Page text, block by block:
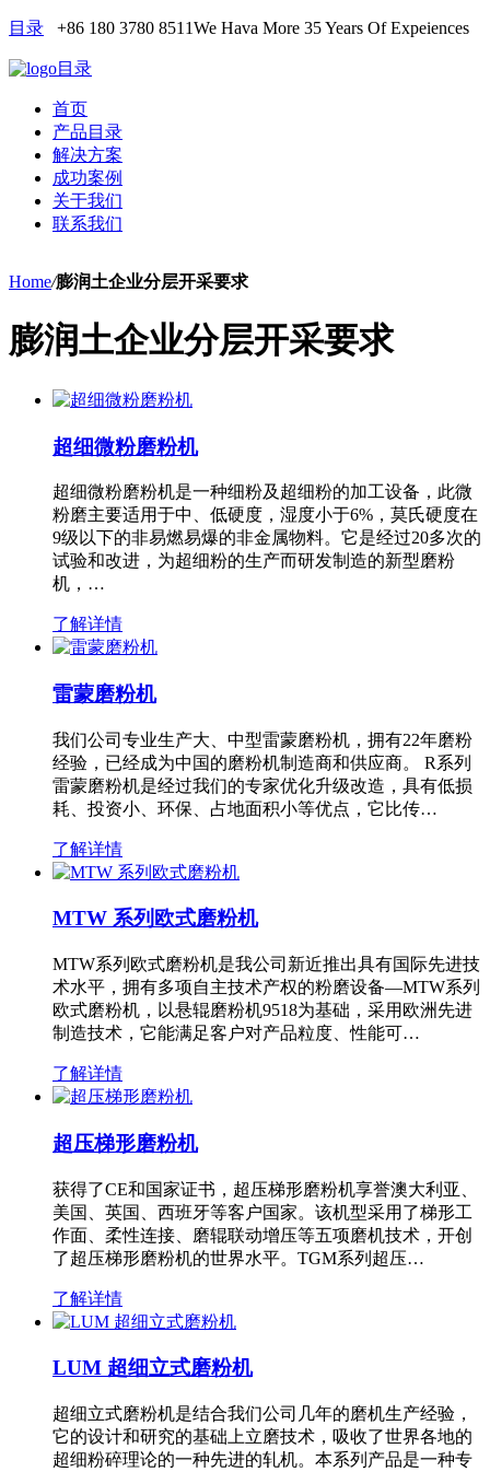
目录 +86 180 3780 8511We Hava More 35 Years Of Expeiences
目录
首页
产品目录
解决方案
成功案例
关于我们
联系我们
Home/膨润土企业分层开采要求
膨润土企业分层开采要求
超细微粉磨粉机
超细微粉磨粉机是一种细粉及超细粉的加工设备，此微
粉磨主要适用于中、低硬度，湿度小于6%，莫氏硬度在
9级以下的非易燃易爆的非金属物料。它是经过20多次的
试验和改进，为超细粉的生产而研发制造的新型磨粉
机，…
了解详情
雷蒙磨粉机
我们公司专业生产大、中型雷蒙磨粉机，拥有22年磨粉
经验，已经成为中国的磨粉机制造商和供应商。 R系列
雷蒙磨粉机是经过我们的专家优化升级改造，具有低损
耗、投资小、环保、占地面积小等优点，它比传…
了解详情
MTW 系列欧式磨粉机
MTW系列欧式磨粉机是我公司新近推出具有国际先进技
术水平，拥有多项自主技术产权的粉磨设备—MTW系列
欧式磨粉机，以悬辊磨粉机9518为基础，采用欧洲先进
制造技术，它能满足客户对产品粒度、性能可…
了解详情
超压梯形磨粉机
获得了CE和国家证书，超压梯形磨粉机享誉澳大利亚、
美国、英国、西班牙等客户国家。该机型采用了梯形工
作面、柔性连接、磨辊联动增压等五项磨机技术，开创
了超压梯形磨粉机的世界水平。TGM系列超压…
了解详情
LUM 超细立式磨粉机
超细立式磨粉机是结合我们公司几年的磨机生产经验，
它的设计和研究的基础上立磨技术，吸收了世界各地的
超细粉碎理论的一种先进的轧机。本系列产品是一种专